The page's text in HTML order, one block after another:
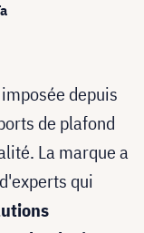
depuis
de plafond
La marque a
qui